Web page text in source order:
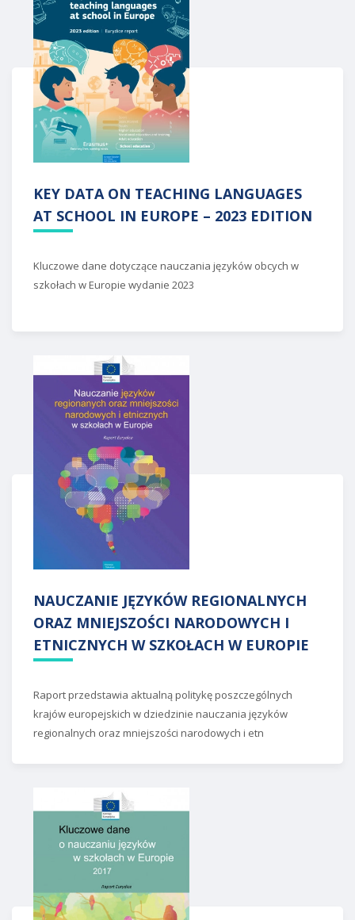
KEY DATA ON TEACHING LANGUAGES
AT SCHOOL IN EUROPE – 2023 EDITION
Kluczowe dane dotyczące nauczania języków obcych w
szkołach w Europie wydanie 2023
NAUCZANIE JĘZYKÓW REGIONALNYCH
ORAZ MNIEJSZOŚCI NARODOWYCH I
ETNICZNYCH W SZKOŁACH W EUROPIE
Raport przedstawia aktualną politykę poszczególnych
krajów europejskich w dziedzinie nauczania języków
regionalnych oraz mniejszości narodowych i etn